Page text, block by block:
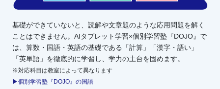
基礎ができていないと、読解や文章題のような応用問題を解く
ことはできません。AIタブレット学習×個別学習塾『DOJO』で
は、算数・国語・英語の基礎である「計算」「漢字・語い」
「英単語」を徹底的に学習し、学力の土台を固めます。
※対応科目は教室によって異なります
▶個別学習塾『DOJO』の国語